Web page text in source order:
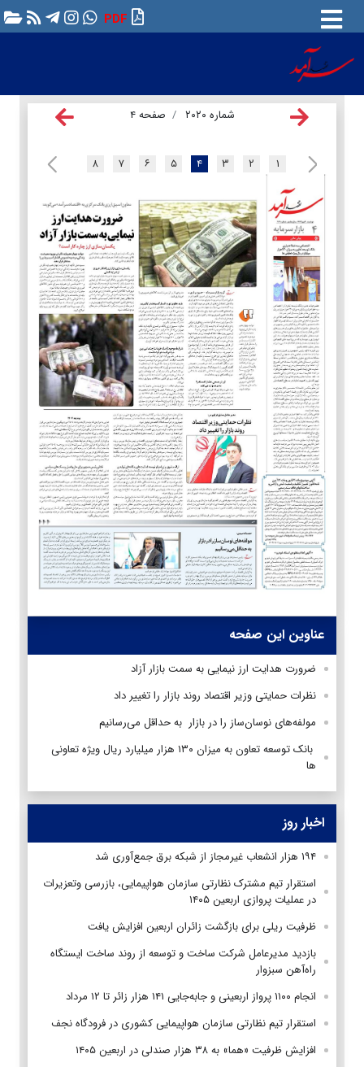
PDF
شماره ۲۰۲۰ صفحه ۴
۱ ۲ ۳ ۴ ۵ ۶ ۷ ۸
عناوین این صفحه
ضرورت هدایت ارز نیمایی به سمت بازار آزاد
نظرات حمایتی وزیر اقتصاد روند بازار را تغییر داد
مولفه‌های نوسان‌ساز را در بازار به حداقل می‌رسانیم
بانک توسعه تعاون به میزان ۱۳۰ هزار میلیارد ریال ویژه تعاونی
ها
اخبار روز
۱۹۴ هزار انشعاب غیرمجاز از شبکه برق جمع‌آوری شد
استقرار تیم مشترک نظارتی سازمان هواپیمایی، بازرسی وتعزیرات
در عملیات پروازی اربعین ۱۴۰۵
ظرفیت ریلی برای بازگشت زائران اربعین افزایش یافت
بازدید مدیرعامل شرکت ساخت و توسعه از روند ساخت ایستگاه
راه‌آهن سبزوار
انجام ۱۱۰۰ پرواز اربعینی و جابه‌جایی ۱۴۱ هزار زائر تا ۱۲ مرداد
استقرار تیم‌ نظارتی سازمان هواپیمایی کشوری در فرودگاه نجف
افزایش ظرفیت «هما» به ۳۸ هزار صندلی در اربعین ۱۴۰۵